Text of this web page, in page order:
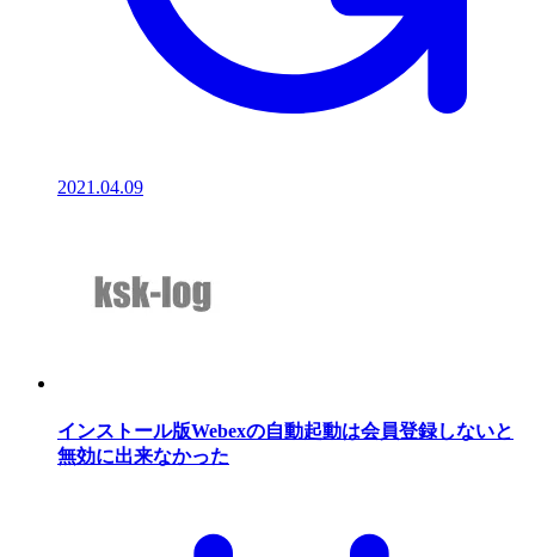
2021.04.09
インストール版Webexの自動起動は会員登録しないと
無効に出来なかった